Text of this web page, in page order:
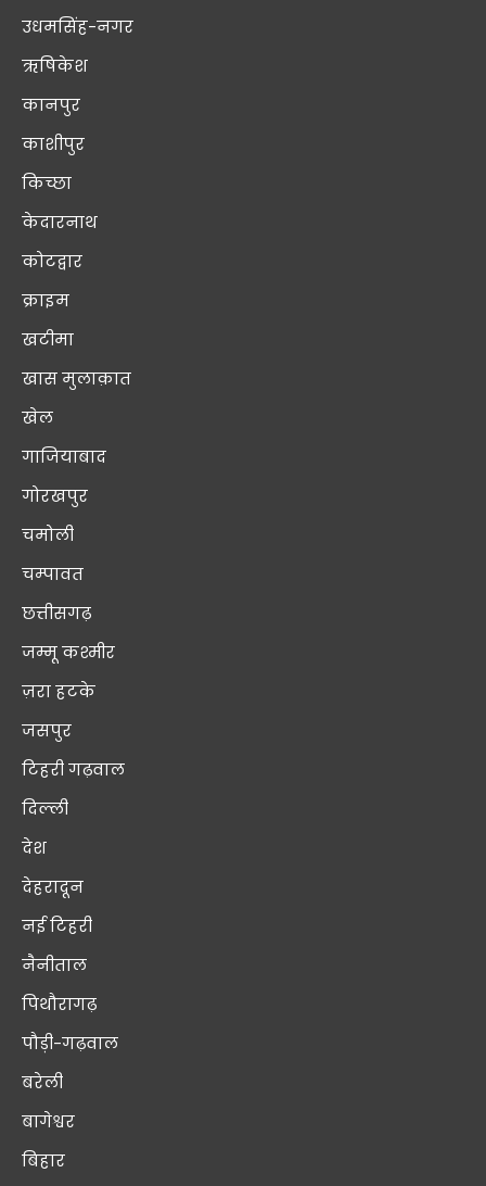
उधमसिंह-नगर
ऋषिकेश
कानपुर
काशीपुर
किच्छा
केदारनाथ
कोटद्वार
क्राइम
खटीमा
खास मुलाक़ात
खेल
गाजियाबाद
गोरखपुर
चमोली
चम्पावत
छत्तीसगढ़
जम्मू कश्मीर
ज़रा हटके
जसपुर
टिहरी गढ़वाल
दिल्ली
देश
देहरादून
नई टिहरी
नैनीताल
पिथौरागढ़
पौड़ी-गढ़वाल
बरेली
बागेश्वर
बिहार